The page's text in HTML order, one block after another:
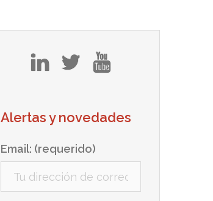
tw
Alertas y novedades
Email: (requerido)